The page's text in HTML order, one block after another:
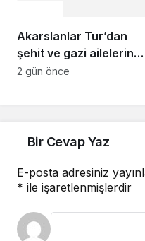
Akarslanlar Tur’dan
şehit ve gazi ailelerine
anlamlı destek
2 gün önce
Bir Cevap Yaz
E-posta adresiniz
* ile işaretlenmişlerdir